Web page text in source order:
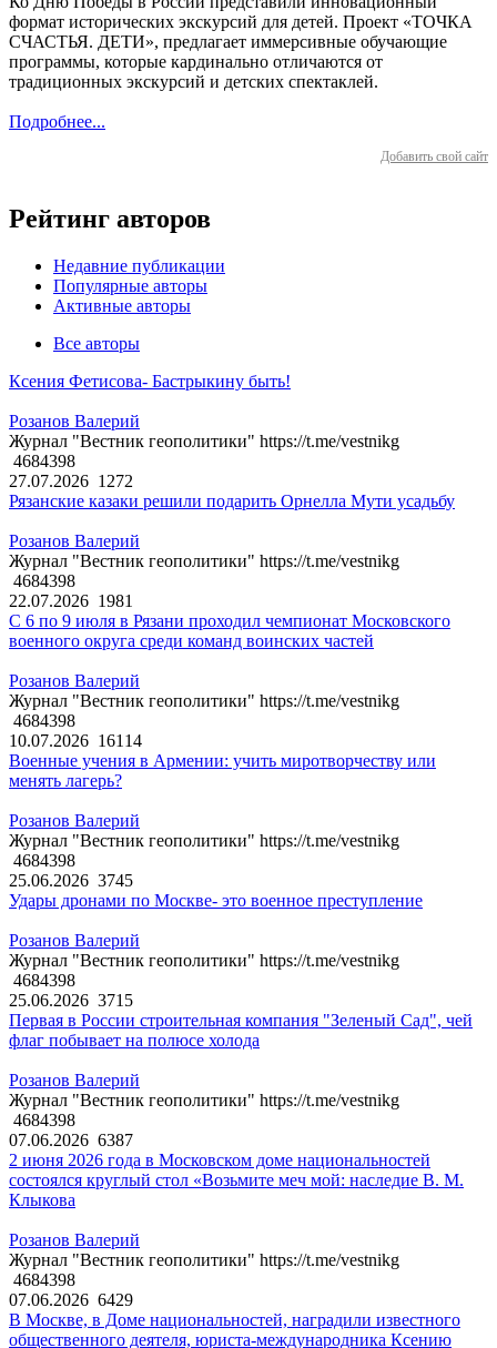
формат исторических экскурсий для детей. Проект «ТОЧКА
СЧАСТЬЯ. ДЕТИ», предлагает иммерсивные обучающие
программы, которые кардинально отличаются от
традиционных экскурсий и детских спектаклей.
Подробнее...
Добавить свой сайт
Рейтинг авторов
Недавние публикации
Популярные авторы
Активные авторы
Все авторы
Ксения Фетисова- Бастрыкину быть!
Розанов Валерий
Журнал "Вестник геополитики" https://t.me/vestnikg
4684398
27.07.2026 1272
Рязанские казаки решили подарить Орнелла Мути усадьбу
Розанов Валерий
Журнал "Вестник геополитики" https://t.me/vestnikg
4684398
22.07.2026 1981
С 6 по 9 июля в Рязани проходил чемпионат Московского
военного округа среди команд воинских частей
Розанов Валерий
Журнал "Вестник геополитики" https://t.me/vestnikg
4684398
10.07.2026 16114
Военные учения в Армении: учить миротворчеству или
менять лагерь?
Розанов Валерий
Журнал "Вестник геополитики" https://t.me/vestnikg
4684398
25.06.2026 3745
Удары дронами по Москве- это военное преступление
Розанов Валерий
Журнал "Вестник геополитики" https://t.me/vestnikg
4684398
25.06.2026 3715
Первая в России строительная компания "Зеленый Сад", чей
флаг побывает на полюсе холода
Розанов Валерий
Журнал "Вестник геополитики" https://t.me/vestnikg
4684398
07.06.2026 6387
2 июня 2026 года в Московском доме национальностей
состоялся круглый стол «Возьмите меч мой: наследие В. М.
Клыкова
Розанов Валерий
Журнал "Вестник геополитики" https://t.me/vestnikg
4684398
07.06.2026 6429
В Москве, в Доме национальностей, наградили известного
общественного деятеля, юриста-международника Ксению